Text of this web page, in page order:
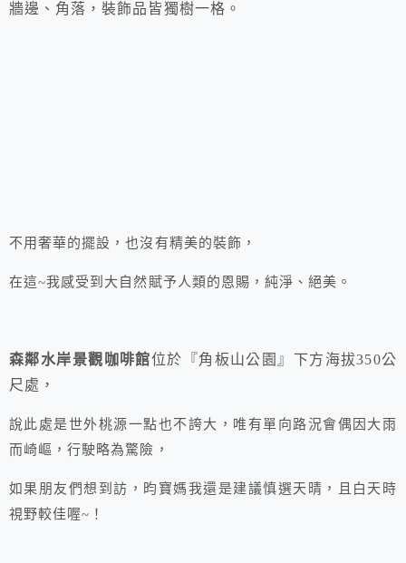
牆邊、角落，裝飾品皆獨樹一格。
不用奢華的擺設，也沒有精美的裝飾，
在這~我感受到大自然賦予人類的恩賜，純淨、絕美。
森鄰水岸景觀咖啡館位於『角板山公園』下方海拔350公
尺處，
說此處是世外桃源一點也不誇大，唯有單向路況會偶因大雨
而崎嶇，行駛略為驚險，
如果朋友們想到訪，昀寶媽我還是建議慎選天晴，且白天時
視野較佳喔~！